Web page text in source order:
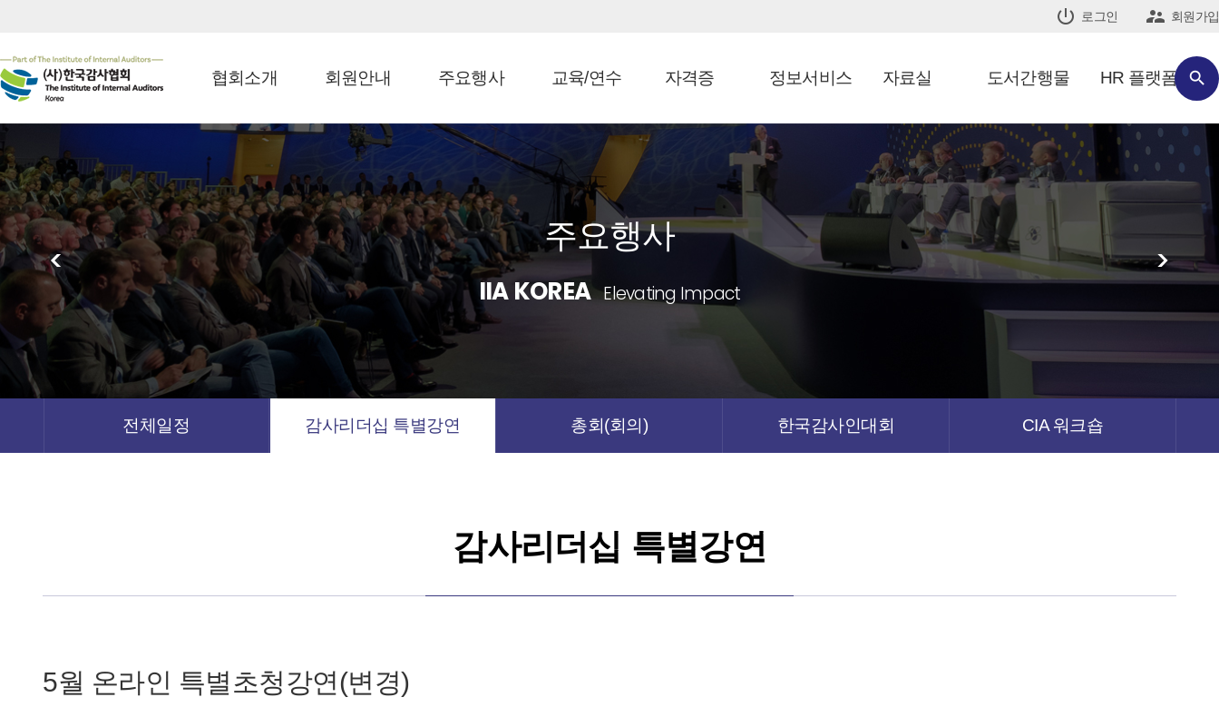
 로그인  회원가입

협회소개 회원안내 주요행사 교육/연수 자격증 정보서비스 자료실 도서간행물 HR 플랫폼
주요행사
IIA KOREA Elevating Impact
< >
전체일정 감사리더십 특별강연 총회(회의) 한국감사인대회 CIA 워크숍
감사리더십 특별강연
5월 온라인 특별초청강연(변경)